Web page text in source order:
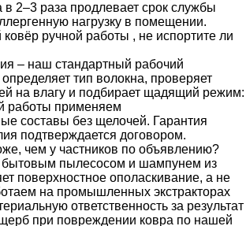
в 2–3 раза продлевает срок службы
нагрузку в помещении.
ручной работы , не испортите ли
– наш стандартный рабочий
тип волокна, проверяет
на влагу и подбирает щадящий режим:
работы применяем
составы без щелочей. Гарантия
подтверждается договором.
чем у частников по объявлению?
бытовым пылесосом и шампунем из
поверхностное ополаскивание, а не
на промышленных экстракторах
ответственность за результат
при повреждении ковра по нашей